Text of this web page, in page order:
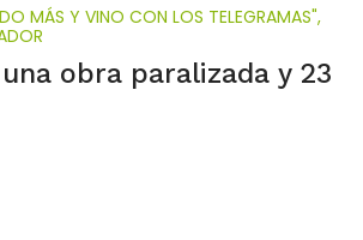
MÁS Y VINO CON LOS TELEGRAMAS",
obra paralizada y 23